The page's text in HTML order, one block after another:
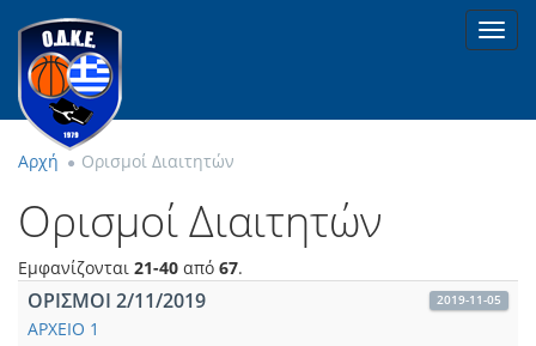
Αρχή Ορισμοί Διαιτητών
Ορισμοί Διαιτητών
Εμφανίζονται 21-40 από 67.
ΟΡΙΣΜΟΙ 2/11/2019 2019-11-05
ΑΡΧΕΙΟ 1